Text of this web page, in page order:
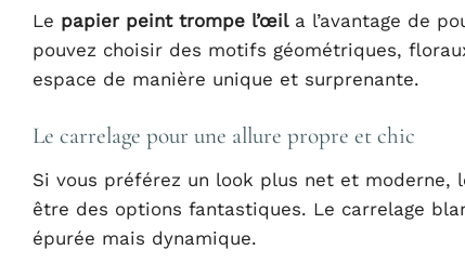
Le papier peint trompe l’œila l’avantage de
pouvez choisir des motifs géométriques,
espace de manière unique et surprenante.
Le carrelage pour une allure propre et chic
Si vous préférez un look plus net et moderne,
être des options fantastiques. Le carrelage
épurée mais dynamique.